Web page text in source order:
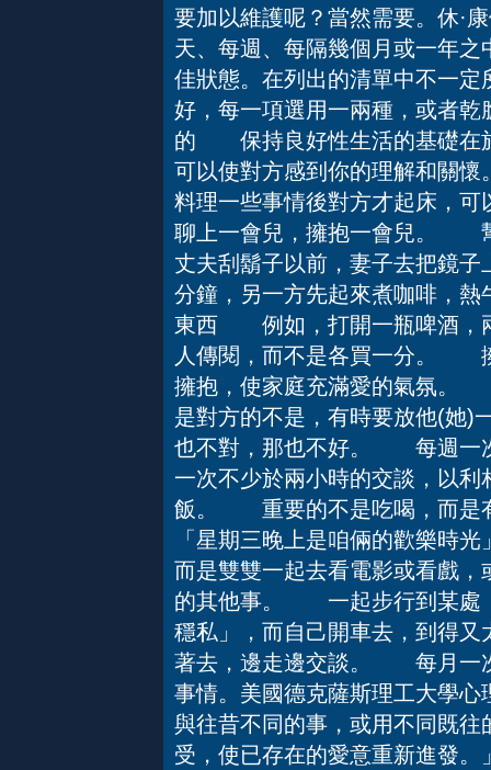
要加以維護呢？當然需要。休·
天、每週、每隔幾個月或一年
佳狀態。在列出的清單中不一
好，每一項選用一兩種，或者
的 保持良好性生活的基礎在
可以使對方感到你的理解和
料理一些事情後對方才起床，
聊上一會兒，擁抱一會兒。
丈夫刮鬍子以前，妻子去把鏡
分鐘，另一方先起來煮咖啡，
東西 例如，打開一瓶啤酒，
人傳閱，而不是各買一分。
擁抱，使家庭充滿愛的氣氛
是對方的不是，有時要放他(她)
也不對，那也不好。 每週一
一次不少於兩小時的交談，以
飯。 重要的不是吃喝，而
「星期三晚上是咱倆的歡樂時
而是雙雙一起去看電影或看戲
的其他事。 一起步行到某處
穩私」，而自己開車去，到得
著去，邊走邊交談。 每月一
事情。美國德克薩斯理工大學心
與往昔不同的事，或用不同既
受，使已存在的愛意重新進發